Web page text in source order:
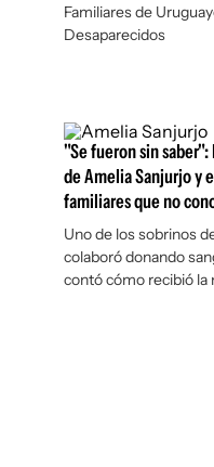
Familiares de
Desaparecidos
"Se fueron sin
de Amelia Sanjurjo y
familiares que no
Uno de los sobrinos
colaboró donando
contó cómo recibió la